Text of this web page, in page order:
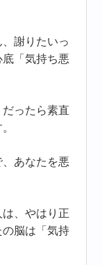
、謝りたいっ
「気持ち悪
ったら素直
あなたを悪
、やはり正
脳は「気持